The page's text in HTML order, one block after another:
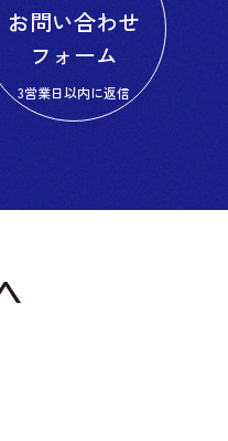
お問い合わせ
フォーム
3営業日以内に返信